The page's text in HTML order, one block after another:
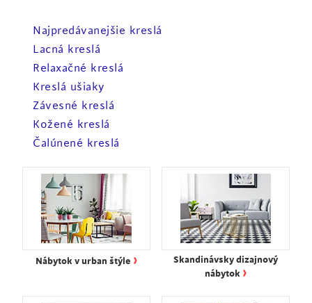
Najpredávanejšie kreslá
Lacná kreslá
Relaxačné kreslá
Kreslá ušiaky
Závesné kreslá
Kožené kreslá
Čalúnené kreslá
Nábytok v urban štýle ›
Skandinávsky dizajnový
nábytok ›